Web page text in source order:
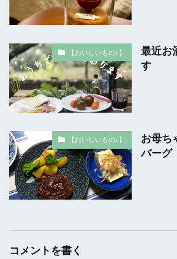
【おいしいもの♪】
最近お
す
【おいしいもの♪】
お母ち
バーグ
コメントを書く